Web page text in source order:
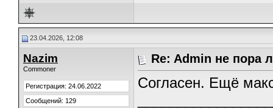
23.04.2026, 12:08
Nazim
Commoner
Регистрация: 24.06.2022
Сообщений: 129
Re: Admin не пора
Согласен. Ещё